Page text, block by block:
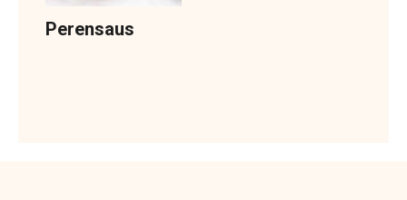
Perensaus